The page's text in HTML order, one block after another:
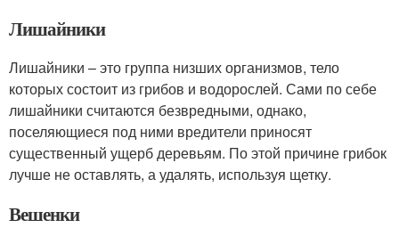
Лишайники
Лишайники – это группа низших организмов, тело
которых состоит из грибов и водорослей. Сами по себе
лишайники считаются безвредными, однако,
поселяющиеся под ними вредители приносят
существенный ущерб деревьям. По этой причине грибок
лучше не оставлять, а удалять, используя щетку.
Вешенки